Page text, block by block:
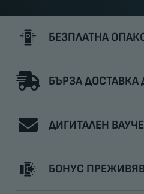
БЕЗПЛАТНА
БЪРЗА ДОСТАВКА
ДИГИТАЛЕН
БОНУС